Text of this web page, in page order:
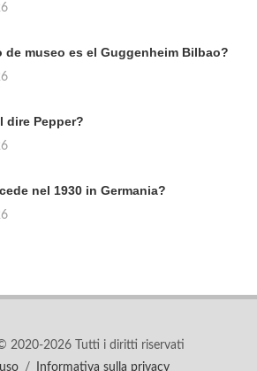
de museo es el Guggenheim Bilbao?
dire Pepper?
nel 1930 in Germania?
2020-2026 Tutti i diritti riservati
/ Informativa sulla privacy